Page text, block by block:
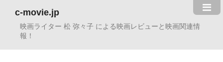
c-movie.jp
映画ライター 松 弥々子 による映画レビューと映画関連情
報！